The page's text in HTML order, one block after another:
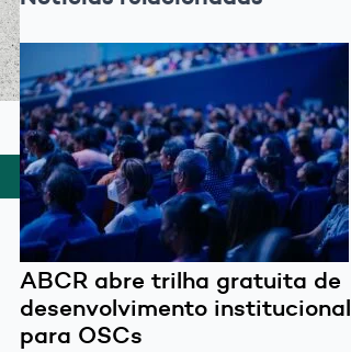
ABCR abre trilha gratuita de
desenvolvimento institucional
para OSCs